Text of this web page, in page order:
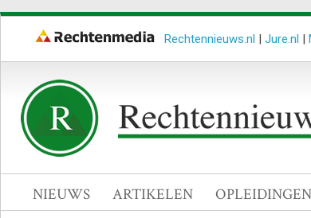
Rechtennieuws.nl | Jure.nl |
NIEUWS ARTIKELEN OPLEIDINGEN